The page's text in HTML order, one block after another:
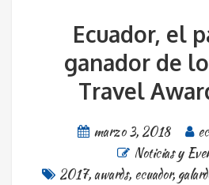
Ecuador, el
ganador de
Travel
marzo 3, 2018
Noticias y
2017,awards, ecuador,